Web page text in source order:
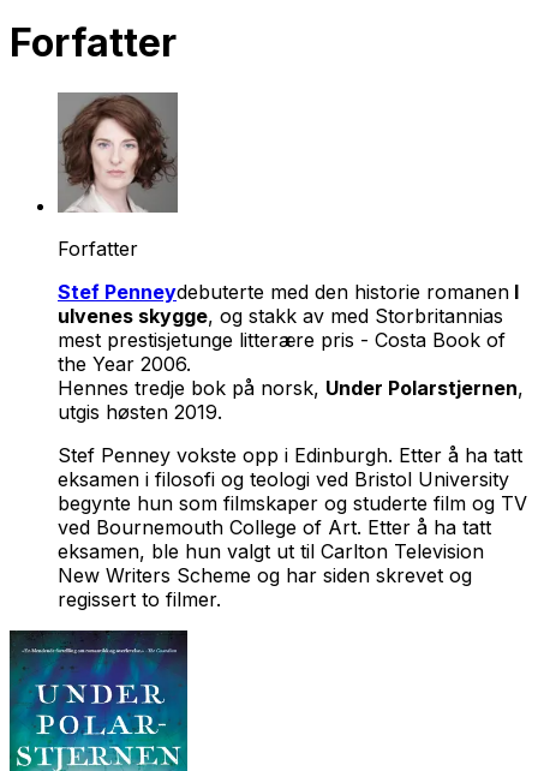
Forfatter
Forfatter
Stef Penneydebuterte med den historie romanen I
ulvenes skygge, og stakk av med Storbritannias
mest prestisjetunge litterære pris - Costa Book of
the Year 2006.
Hennes tredje bok på norsk, Under Polarstjernen,
utgis høsten 2019.
Stef Penney vokste opp i Edinburgh. Etter å ha tatt
eksamen i filosofi og teologi ved Bristol University
begynte hun som filmskaper og studerte film og TV
ved Bournemouth College of Art. Etter å ha tatt
eksamen, ble hun valgt ut til Carlton Television
New Writers Scheme og har siden skrevet og
regissert to filmer.